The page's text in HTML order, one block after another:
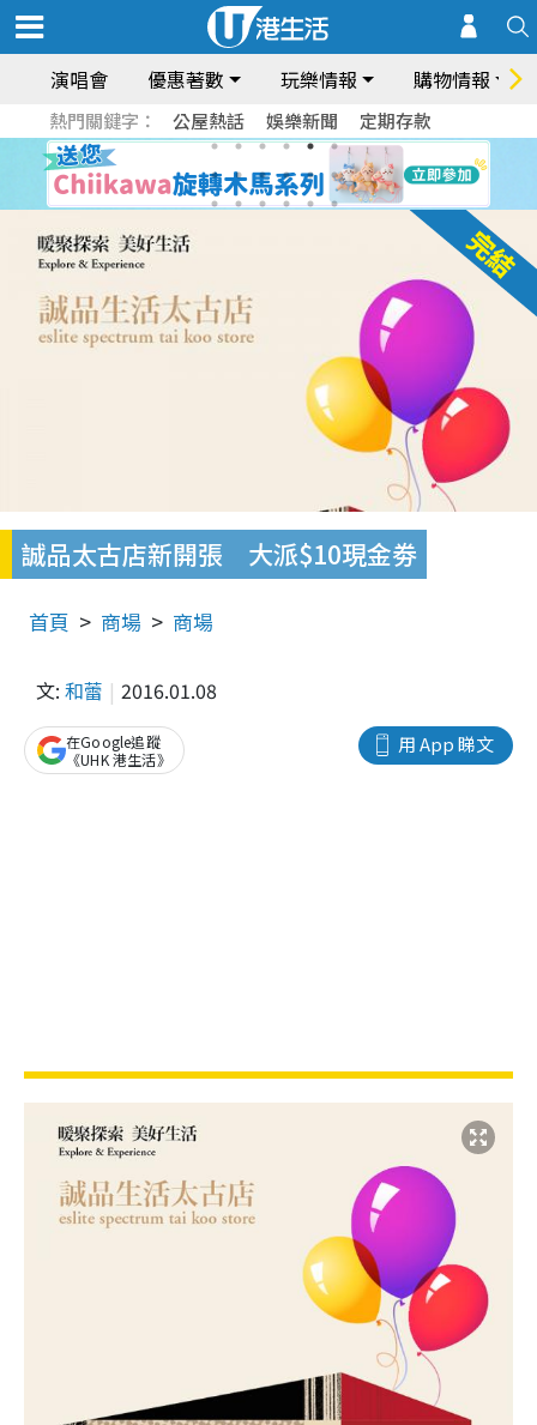
演唱會 優惠著數 玩樂情報 購物情報
熱門關鍵字： 公屋熱話 娛樂新聞 定期存款
誠品太古店新開張 大派$10現金劵
首頁 商場 商場
文: 和蕾 2016.01.08
用 App 睇文
在Google追蹤
《UHK 港生活》